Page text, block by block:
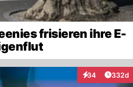
frisieren ihre E-
34
Interaktionen
332d